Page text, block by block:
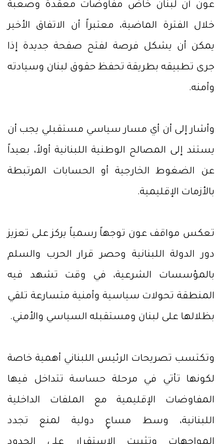
عون أن لبنان خاض مفاوضات معقدة وصعبة
خلال الفترة الماضية، معتبراً أن الاتفاق الأخير
يمكن أن يشكل فرصة لفتح صفحة جديدة إذا
جرى تطبيقه بطريقة تحفظ حقوق لبنان وسيادته
وأمنه.
وأشار إلى أن أي مسار سياسي مستقبلي يجب أن
يستند إلى المصالح الوطنية اللبنانية أولاً، بعيداً
عن الضغوط الخارجية أو الحسابات المرتبطة
بالأزمات الإقليمية.
تعكس مواقف عون توجهاً رسمياً يركز على تعزيز
دور الدولة اللبنانية وحصر قرار الحرب والسلم
بالمؤسسات الشرعية، في وقت تشهد فيه
المنطقة تحولات سياسية وأمنية متسارعة تلقي
بظلالها على لبنان ومستقبله السياسي والأمني.
وتكتسب تصريحات الرئيس اللبناني أهمية خاصة
لكونها تأتي في مرحلة حساسة تتداخل فيها
المفاوضات الإقليمية مع الملفات الداخلية
اللبنانية، وسط مساعٍ دولية لمنع تجدد